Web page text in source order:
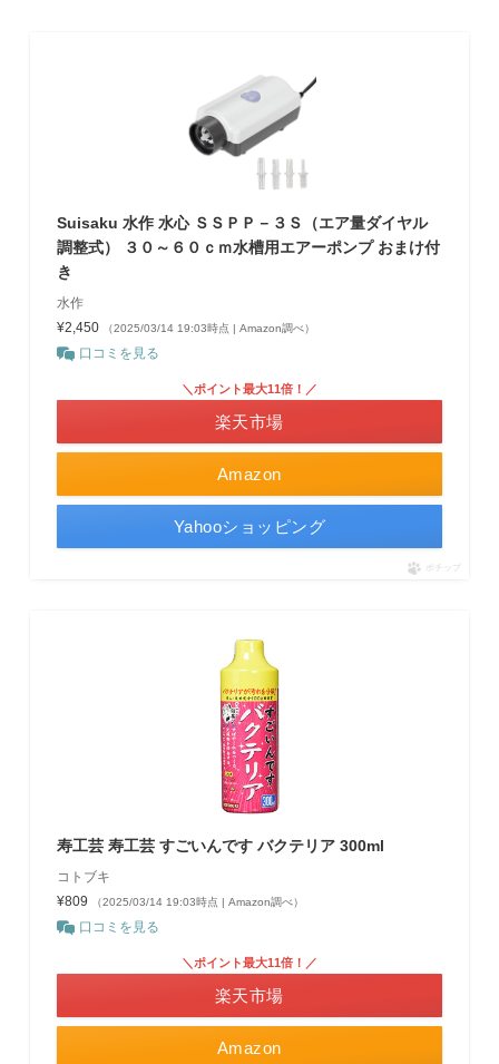
Suisaku 水作 水心 ＳＳＰＰ－３Ｓ（エア量ダイヤル
調整式） ３０～６０ｃｍ水槽用エアーポンプ おまけ付
き
水作
¥2,450
（2025/03/14 19:03時点 | Amazon調べ）
口コミを見る
Amazon
＼ポイント最大11倍！／
楽天市場
Yahooショッピング
ポチップ
寿工芸 寿工芸 すごいんです バクテリア 300ml
コトブキ
¥809
（2025/03/14 19:03時点 | Amazon調べ）
口コミを見る
Amazon
＼ポイント最大11倍！／
楽天市場